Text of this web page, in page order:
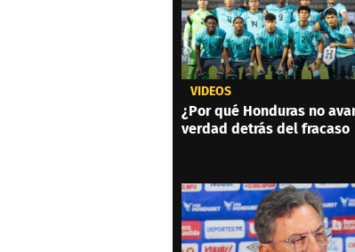
VIDEOS
¿Por qué Honduras no
verdad detrás del fracaso